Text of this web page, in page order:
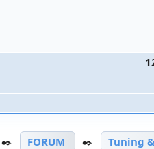
✒️ FORUM ✒️
Tuning